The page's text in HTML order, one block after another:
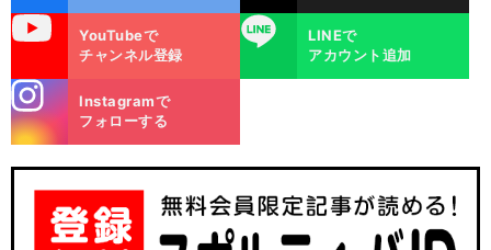
YouTubeで
チャンネル登録
LINE
LINEで
アカウント追加
m
Instagramで
フォローする